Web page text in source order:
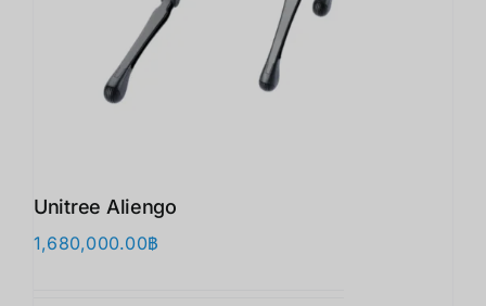
Unitree Aliengo
1,680,000.00฿